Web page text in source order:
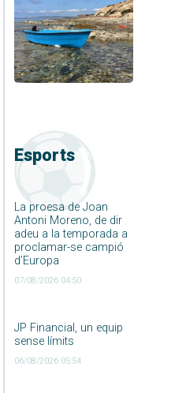
Esports
La proesa de Joan
Antoni Moreno, de dir
adeu a la temporada a
proclamar-se campió
d’Europa
07/08/2026 04:50
JP Financial, un equip
sense límits
06/08/2026 05:54